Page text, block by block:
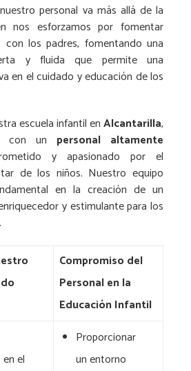
personal va más allá de la
nos esforzamos por fomentar
con los padres, fomentando una
y fluida que permite una
en el cuidado y educación de los
escuela infantil enAlcantarilla,
con un personal altamente
y apasionado por el
de los niños. Nuestro equipo
en la creación de un
y estimulante para los
Compromiso del
Personal en la
Educación Infantil
el
Proporcionar
un entorno